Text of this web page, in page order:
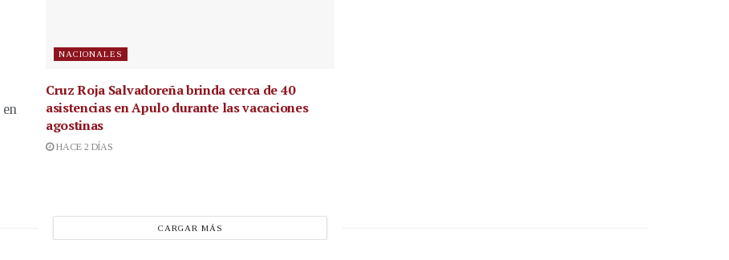
NACIONALES
Cruz Roja Salvadoreña brinda cerca de 40
asistencias en Apulo durante las vacaciones
agostinas
HACE 2 DÍAS
CARGAR MÁS